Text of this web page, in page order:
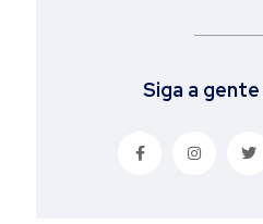
Siga a